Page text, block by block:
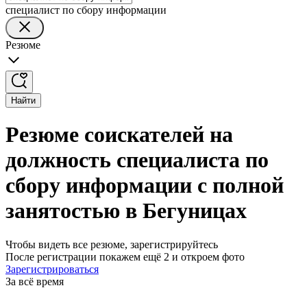
специалист по сбору информации
Резюме
Найти
Резюме соискателей на
должность специалиста по
сбору информации с полной
занятостью в Бегуницах
Чтобы видеть все резюме, зарегистрируйтесь
После регистрации покажем ещё 2 и откроем фото
Зарегистрироваться
За всё время